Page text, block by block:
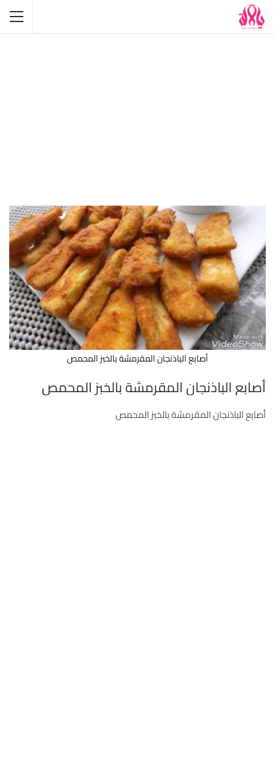
أصابع الباذنجان المقرمشة بالخبز المحمص
أصابع الباذنجان المقرمشة بالخبز المحمص
أصابع الباذنجان المقرمشة بالخبز المحمص